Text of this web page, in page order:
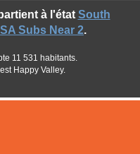
à l'état South
SA Subs Near 2.
11 531 habitants.
Happy Valley.